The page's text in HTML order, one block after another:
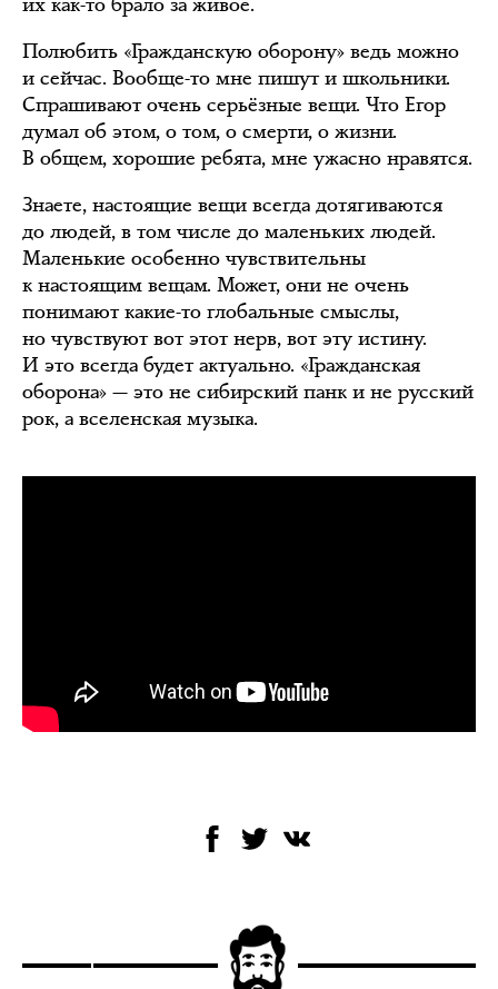
Полюбить «Гражданскую оборону» ведь можно
и сейчас. Вообще-то мне пишут и школьники.
Спрашивают очень серьёзные вещи. Что Егор
думал об этом, о том, о смерти, о жизни.
В общем, хорошие ребята, мне ужасно нравятся.
Знаете, настоящие вещи всегда дотягиваются
до людей, в том числе до маленьких людей.
Маленькие особенно чувствительны
к настоящим вещам. Может, они не очень
понимают какие-то глобальные смыслы,
но чувствуют вот этот нерв, вот эту истину.
И это всегда будет актуально. «Гражданская
оборона» — это не сибирский панк и не русский
рок, а вселенская музыка.